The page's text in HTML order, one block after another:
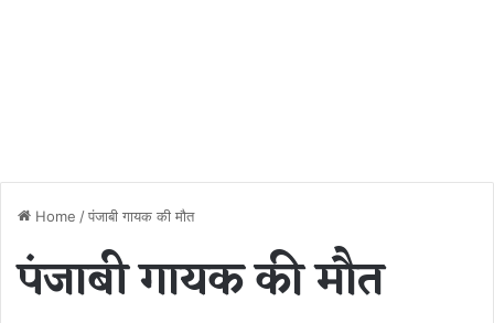
Home /पंजाबी गायक की मौत
पंजाबी गायक की मौत